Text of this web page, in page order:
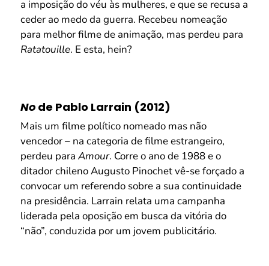
a imposição do véu às mulheres, e que se recusa a
ceder ao medo da guerra. Recebeu nomeação
para melhor filme de animação, mas perdeu para
Ratatouille. E esta, hein?
Node Pablo Larrain (2012)
Mais um filme político nomeado mas não
vencedor – na categoria de filme estrangeiro,
perdeu para Amour. Corre o ano de 1988 e o
ditador chileno Augusto Pinochet vê-se forçado a
convocar um referendo sobre a sua continuidade
na presidência. Larrain relata uma campanha
liderada pela oposição em busca da vitória do
“não”, conduzida por um jovem publicitário.